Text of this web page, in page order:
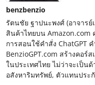
benzbenzio
รัตนชัย ฐาปนะพงศ์ (อาจารย์
สินค้าไทยบน Amazon.com
การสอนใช้คำสั่ง ChatGPT
BenzioGPT.com สร้างคอร์
ในประเทศไทย ไม่ว่าจะเป็น
อสังหาริมทรัพย์, ตัวแทนประ